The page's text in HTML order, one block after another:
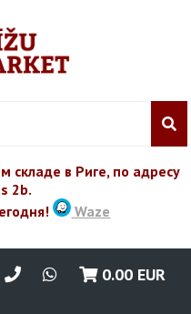
складе в Риге, по адресу
2b.
Waze
0.00 EUR